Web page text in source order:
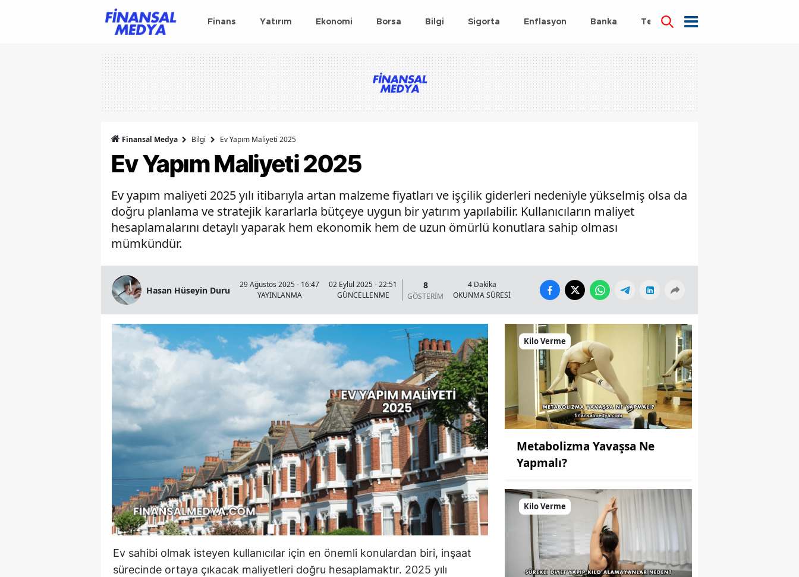
Finans Yatırım Ekonomi Borsa Bilgi Sigorta Enflasyon Banka Teknoloji
Finansal Medya Bilgi Ev Yapım Maliyeti 2025
Ev Yapım Maliyeti 2025
Ev yapım maliyeti 2025 yılı itibarıyla artan malzeme fiyatları ve işçilik giderleri nedeniyle yükselmiş olsa da
doğru planlama ve stratejik kararlarla bütçeye uygun bir yatırım yapılabilir. Kullanıcıların maliyet
hesaplamalarını detaylı yaparak hem ekonomik hem de uzun ömürlü konutlara sahip olması
mümkündür.
Hasan Hüseyin Duru
29 Ağustos 2025 - 16:47
YAYINLANMA
02 Eylül 2025 - 22:51
GÜNCELLENME
8
GÖSTERİM
4 Dakika
OKUNMA SÜRESİ
Ev sahibi olmak isteyen kullanıcılar için en önemli konulardan biri, inşaat
sürecinde ortaya çıkacak maliyetleri doğru hesaplamaktır. 2025 yılı
Kilo Verme
Metabolizma Yavaşsa Ne
Yapmalı?
Kilo Verme